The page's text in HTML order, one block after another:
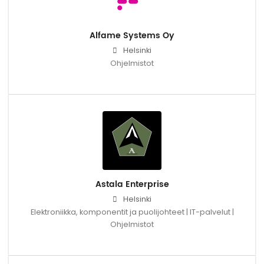
Alfame Systems Oy
Helsinki
Ohjelmistot
Astala Enterprise
Helsinki
Elektroniikka, komponentit ja puolijohteet | IT-palvelut |
Ohjelmistot